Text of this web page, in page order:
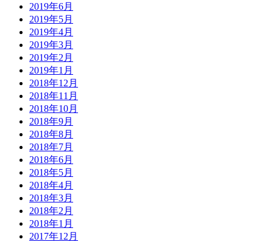
2019年6月
2019年5月
2019年4月
2019年3月
2019年2月
2019年1月
2018年12月
2018年11月
2018年10月
2018年9月
2018年8月
2018年7月
2018年6月
2018年5月
2018年4月
2018年3月
2018年2月
2018年1月
2017年12月